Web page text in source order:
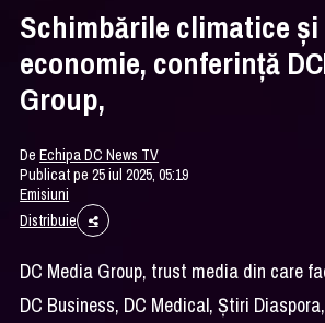
Schimbările climatice
economie, conferință
Group,
DeEchipa DC News TV
Publicat pe 25 iul 2025, 05:19
Emisiuni
Distribuie
DC Media Group, trust media din care
DC Business, DC Medical, Știri